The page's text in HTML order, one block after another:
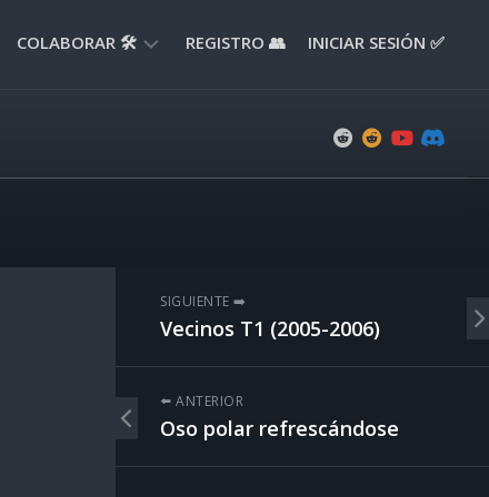
COLABORAR 🛠️ REGISTRO 👥 INICIAR SESIÓN ✅
SIGUIENTE ➡️
Vecinos T1 (2005-2006)
⬅️ ANTERIOR
Oso polar refrescándose